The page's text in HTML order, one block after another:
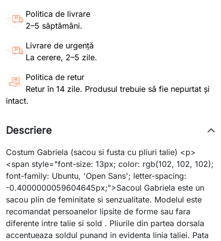
Politica de livrare
2–5 săptămâni.
Livrare de urgență
La cerere, 2–5 zile.
Politica de retur
Retur în 14 zile. Produsul trebuie să fie nepurtat și
intact.
Descriere
Costum Gabriela (sacou si fusta cu pliuri talie) <p>
<span style="font-size: 13px; color: rgb(102, 102, 102);
font-family: Ubuntu, 'Open Sans'; letter-spacing:
-0.4000000059604645px;">Sacoul Gabriela este un
sacou plin de feminitate si senzualitate. Modelul este
recomandat persoanelor lipsite de forme sau fara
diferente intre talie si sold . Pliurile din partea dorsala
accentueaza soldul punand in evidenta linia taliei. Pata